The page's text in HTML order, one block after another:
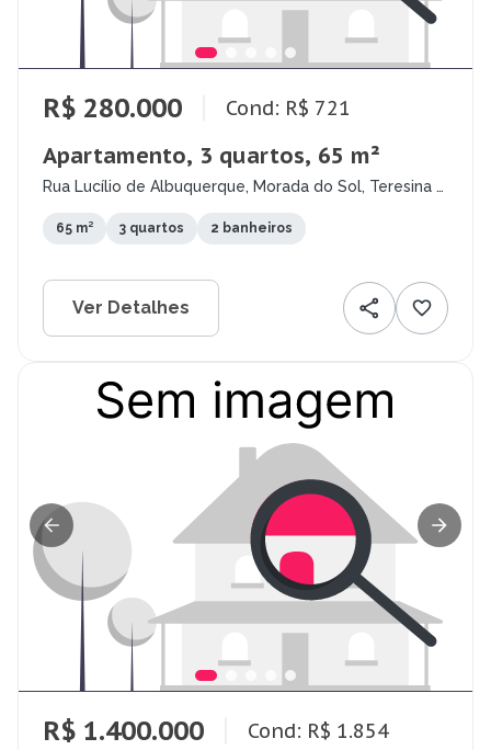
R$ 280.000 Cond: R$ 721
Apartamento, 3 quartos, 65 m²
Rua Lucílio de Albuquerque, Morada do Sol, Teresina -
65 m² 3 quartos 2 banheiros
Ver Detalhes
R$ 1.400.000 Cond: R$ 1.854